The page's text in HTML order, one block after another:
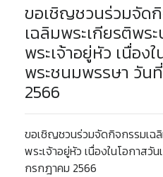
ขอเชิญชวนร่วมจัด
เฉลิมพระเกียรติพร
พระเจ้าอยู่หัว เนื่อง
พระชนมพรรษา วัน
2566
ขอเชิญชวนร่วมจัดกิจกรรมเฉ
พระเจ้าอยู่หัว เนื่องในโอกาสวั
กรกฎาคม 2566